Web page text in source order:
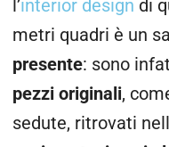
l’interior design di
metri quadri è un
presente: sono
pezzi originali,
sedute, ritrovati